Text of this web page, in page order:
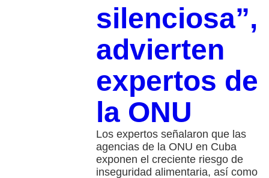
silenciosa”,
advierten
expertos de
la ONU
Los expertos señalaron que las
agencias de la ONU en Cuba
exponen el creciente riesgo de
inseguridad alimentaria, así como